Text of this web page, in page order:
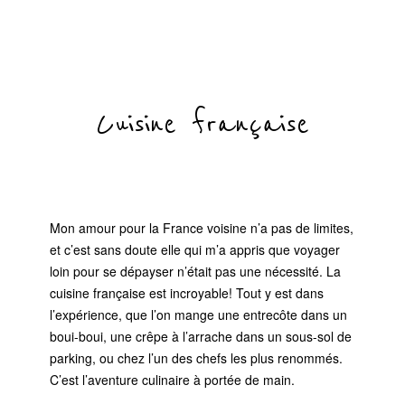
Cuisine française
Mon amour pour la France voisine n’a pas de limites,
et c’est sans doute elle qui m’a appris que voyager
loin pour se dépayser n’était pas une nécessité. La
cuisine française est incroyable! Tout y est dans
l’expérience, que l’on mange une entrecôte dans un
boui-boui, une crêpe à l’arrache dans un sous-sol de
parking, ou chez l’un des chefs les plus renommés.
C’est l’aventure culinaire à portée de main.